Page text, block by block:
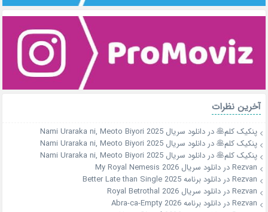
آخرین نظرات
پنکیک کلم🥞دردانلود سریال Nami Uraraka ni, Meoto Biyori 2025
پنکیک کلم🥞دردانلود سریال Nami Uraraka ni, Meoto Biyori 2025
پنکیک کلم🥞دردانلود سریال Nami Uraraka ni, Meoto Biyori 2025
Rezvanدردانلود سریال My Royal Nemesis 2026
Rezvanدردانلود برنامه Better Late than Single 2025
Rezvanدردانلود سریال Royal Betrothal 2026
Rezvanدردانلود برنامه Abra-ca-Empty 2026